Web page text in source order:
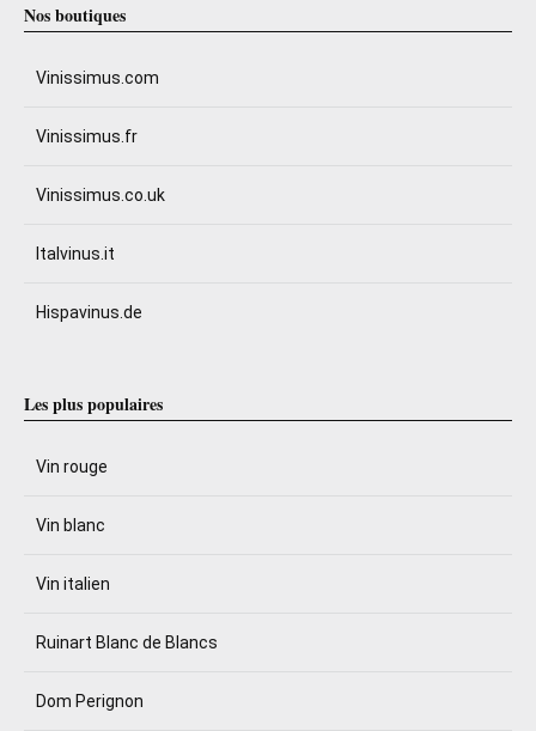
Nos boutiques
Vinissimus.com
Vinissimus.fr
Vinissimus.co.uk
Italvinus.it
Hispavinus.de
Les plus populaires
Vin rouge
Vin blanc
Vin italien
Ruinart Blanc de Blancs
Dom Perignon